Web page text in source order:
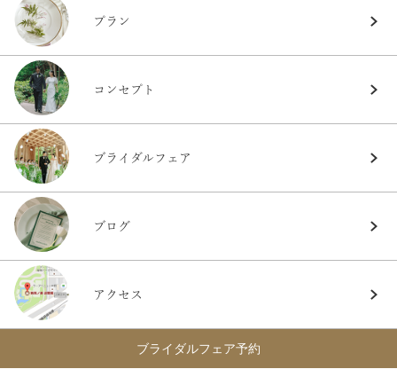
プラン
コンセプト
ブライダルフェア
ブログ
アクセス
ブライダルフェア予約